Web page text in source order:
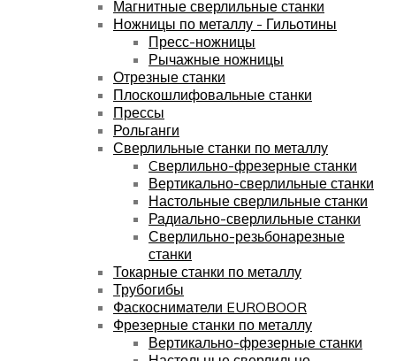
Магнитные сверлильные станки
Ножницы по металлу - Гильотины
Пресс-ножницы
Рычажные ножницы
Отрезные станки
Плоскошлифовальные станки
Прессы
Рольганги
Сверлильные станки по металлу
Cверлильно-фрезерные станки
Вертикально-сверлильные станки
Настольные сверлильные станки
Радиально-сверлильные станки
Сверлильно-резьбонарезные
станки
Токарные станки по металлу
Трубогибы
Фаскосниматели EUROBOOR
Фрезерные станки по металлу
Вертикально-фрезерные станки